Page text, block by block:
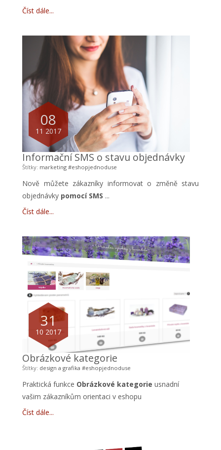
Číst dále
08
11 2017
Informační SMS o stavu objednávky
Štítky: marketing #eshopjednoduse
Nově můžete zákazníky informovat o změně stavu
objednávky pomocí SMS ...
Číst dále
31
10 2017
Obrázkové kategorie
Štítky: design a grafika #eshopjednoduse
Praktická funkce Obrázkové kategorie usnadní
vašim zákazníkům orientaci v eshopu
Číst dále